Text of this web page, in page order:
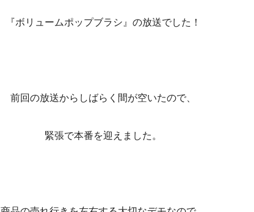
『ボリュームポップブラシ』の放送でした！
前回の放送からしばらく間が空いたので、
緊張で本番を迎えました。